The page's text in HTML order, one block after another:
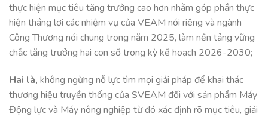
thực hiện mục tiêu tăng trưởng cao hơn nhằm góp phần thực
hiện thắng lợi các nhiệm vụ của VEAM nói riêng và ngành
Công Thương nói chung trong năm 2025, làm nền tảng vững
chắc tăng trưởng hai con số trong kỳ kế hoạch 2026-2030;
Hai là, không ngừng nỗ lực tìm mọi giải pháp để khai thác
thương hiệu truyền thống của SVEAM đối với sản phẩm Máy
Động lực và Máy nông nghiệp từ đó xác định rõ mục tiêu, giải